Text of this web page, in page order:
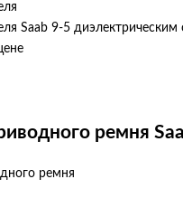
Saab 9-5 диэлектрическим
ремня
ремня